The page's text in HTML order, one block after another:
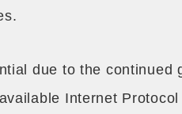
due to the continued
Internet